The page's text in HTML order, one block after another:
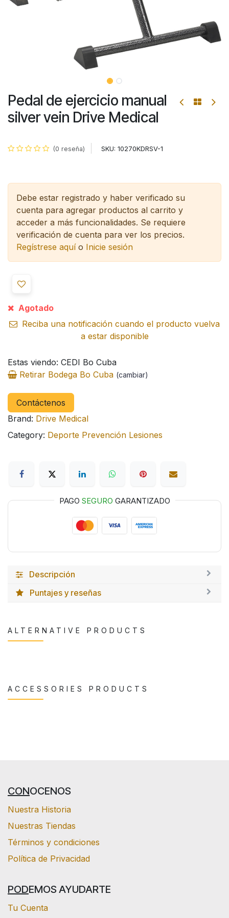
Pedal de ejercicio manual
silver vein Drive Medical
(0 reseña) SKU: 10270KDRSV-1
Debe estar registrado y haber verificado su
cuenta para agregar productos al carrito y
acceder a más funcionalidades. Se requiere
verificación de cuenta para ver los precios.
Regístrese aquío Inicie sesión
Agotado
Reciba una notificación cuando el producto vuelva
a estar disponible
Estas viendo: CEDI Bo Cuba
Retirar Bodega Bo Cuba (cambiar)
Contáctenos
Brand: Drive Medical
Category: Deporte Prevención Lesiones
PAGO SEGURO GARANTIZADO
Descripción
Puntajes y reseñas
ALTERNATIVE PRODUCTS
ACCESSORIES PRODUCTS
CONOCENOS
Nuestra Historia
Nuestras Tiendas
Términos y condiciones
Política de Privacidad
PODEMOS AYUDARTE
Tu Cuenta